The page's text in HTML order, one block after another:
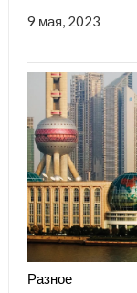
9 мая, 2023
Разное